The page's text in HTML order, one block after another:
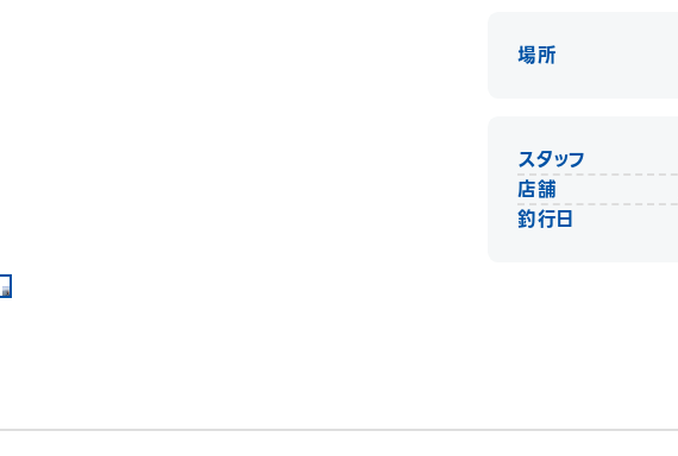
場所
スタッフ
店舗
釣行日